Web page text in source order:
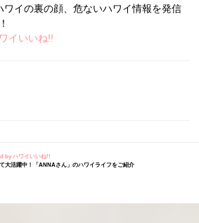
ワイの裏の顔、危ないハワイ情報を発信
イいいね!!
by ハワイいいね!!
大活躍中！「ANNAさん」のハワイライフをご紹介